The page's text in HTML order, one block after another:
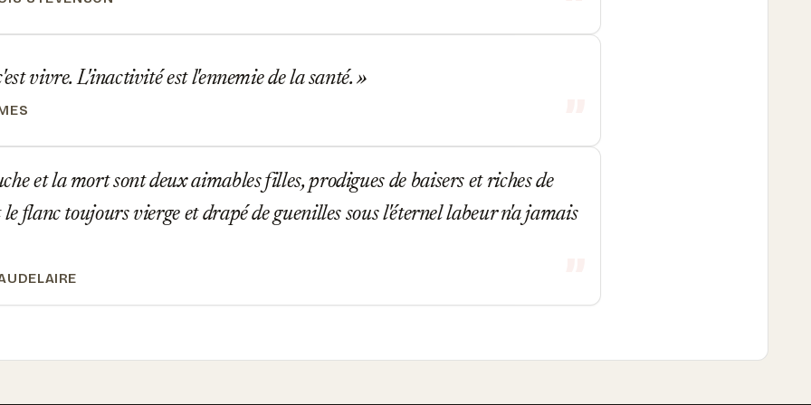
vivre. L'inactivité est l'ennemie de la santé.
et la mort sont deux aimables filles, prodigues de baisers et riches de
le flanc toujours vierge et drapé de guenilles sous l'éternel labeur n'a jamais